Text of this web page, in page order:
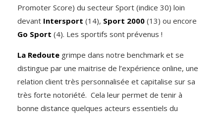
Promoter Score) du secteur Sport (indice 30) loin
devant Intersport (14), Sport 2000 (13) ou encore
Go Sport (4). Les sportifs sont prévenus !
La Redoute grimpe dans notre benchmark et se
distingue par une maitrise de l’expérience online, une
relation client très personnalisée et capitalise sur sa
très forte notoriété. Cela leur permet de tenir à
bonne distance quelques acteurs essentiels du